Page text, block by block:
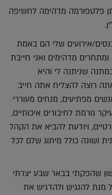
פלטפורמה מדהימה לחשיפה
אירועים שלי הם באמת
מדהימים ואני חייבת
שניתנה לי והיא
רוצה להצליח אתה חייב
מפתיעים, מנחים מעוררי
גורמת לחיבורים איכותיים.
ויודעת להביא את הקהל
ושונה כולל מיתוג שלם לכל
שהפקתי בבאר שבע יצרתי
מנת להנגיש ולהדגיש את